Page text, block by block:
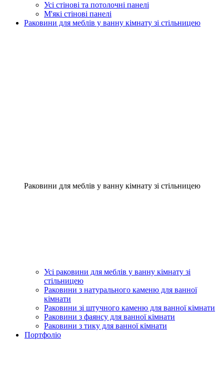
Усі стінові та потолочні панелі
М'які стінові панелі
Раковини для меблів у ванну кімнату зі стільницею
Раковини для меблів у ванну кімнату зі стільницею
Усі раковини для меблів у ванну кімнату зі
стільницею
Раковини з натурального каменю для ванної
кімнати
Раковини зі штучного каменю для ванної кімнати
Раковини з фаянсу для ванної кімнати
Раковини з тику для ванної кімнати
Портфоліо